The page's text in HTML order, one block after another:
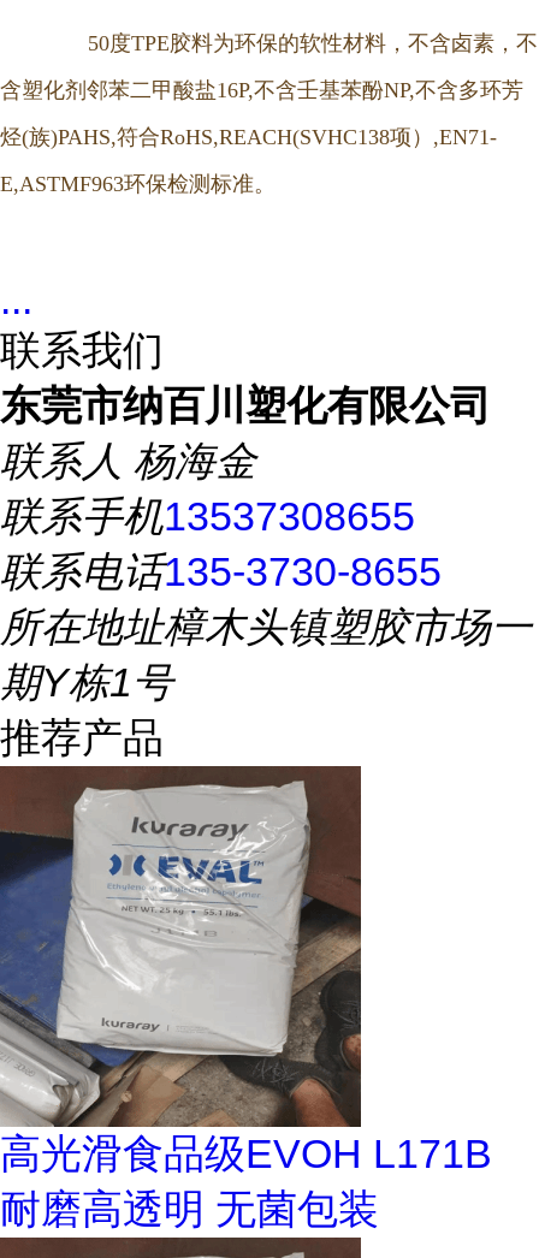
50度TPE胶料为环保的软性材料，不含卤素，不
含塑化剂邻苯二甲酸盐16P,不含壬基苯酚NP,不含多环芳
烃(族)PAHS,符合RoHS,REACH(SVHC138项）,EN71-
E,ASTMF963环保检测标准。
...
联系我们
东莞市纳百川塑化有限公司
联系人 杨海金
联系手机13537308655
联系电话135-3730-8655
所在地址樟木头镇塑胶市场一
期Y栋1号
推荐产品
高光滑食品级EVOH L171B
耐磨高透明 无菌包装